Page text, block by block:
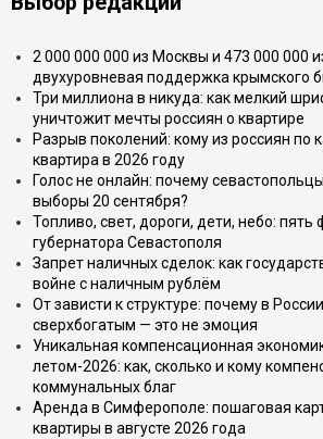
2 000 000 000 из Москвы и 473 000 000
двухуровневая поддержка крымского
Три миллиона в никуда: как мелкий
уничтожит мечты россиян о квартире
Разрыв поколений: кому из россиян по
квартира в 2026 году
Голос не онлайн: почему
выборы 20 сентября?
Топливо, свет, дороги, дети, небо: пять
губернатора Севастополя
Запрет наличных сделок: как
войне с наличным рублём
От зависти к структуре: почему в
сверхбогатым — это не эмоция
Уникальная компенсационная
летом-2026: как, сколько и кому
коммунальных благ
Аренда в Симферополе: пошаговая
квартиры в августе 2026 года